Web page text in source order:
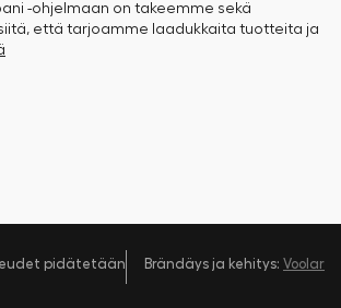
-ohjelmaan on takeemme sekä
että tarjoamme laadukkaita tuotteita ja
pidätetään Brändäys ja kehitys: Voolar